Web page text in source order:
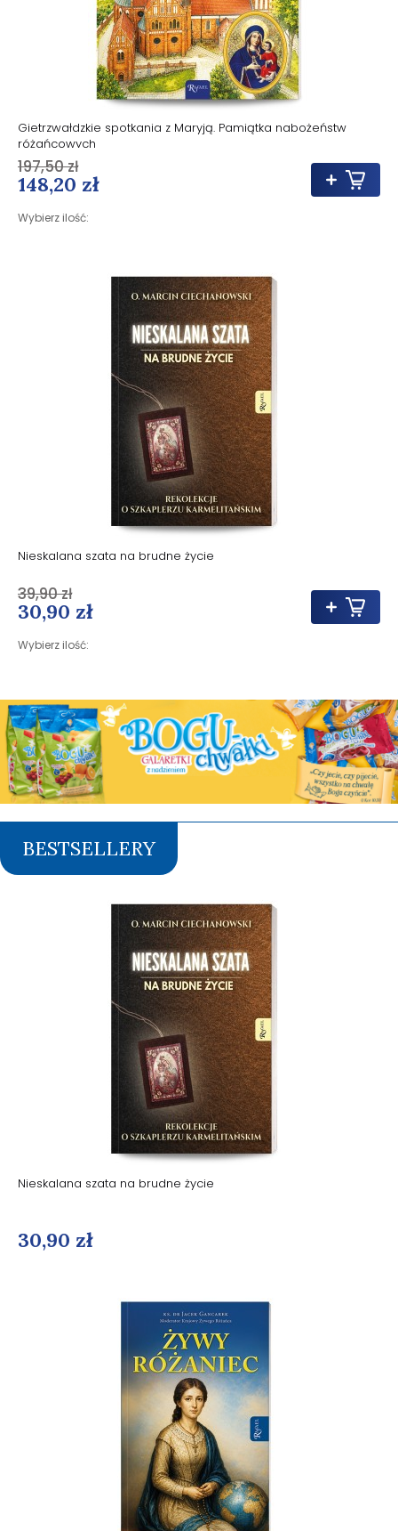
Gietrzwałdzkie spotkania z Maryją. Pamiątka nabożeństw
różańcowych
148,20 zł
Wybierz ilość:
197,50 zł
Nieskalana szata na brudne życie
30,90 zł
Wybierz ilość:
39,90 zł
BESTSELLERY
Nieskalana szata na brudne życie
30,90 zł